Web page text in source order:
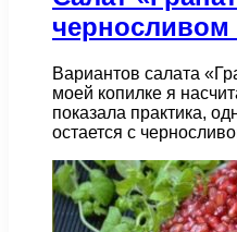
черносливом
Вариантов салата
моей копилке я
показала практика,
остается с